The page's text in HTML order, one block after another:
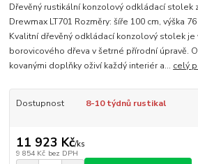
Dřevěný rustikální konzolový odkládací stolek
Drewmax LT701 Rozměry: šíře 100 cm, výška
Kvalitní dřevěný odkládací konzolový stolek je
borovicového dřeva v šetrné přírodní úpravě.
kovanými doplňky oživí každý interiér a... celý
Dostupnost 8-10 týdnů rustikal
11 923 Kč/ks
9 854 Kč bez DPH